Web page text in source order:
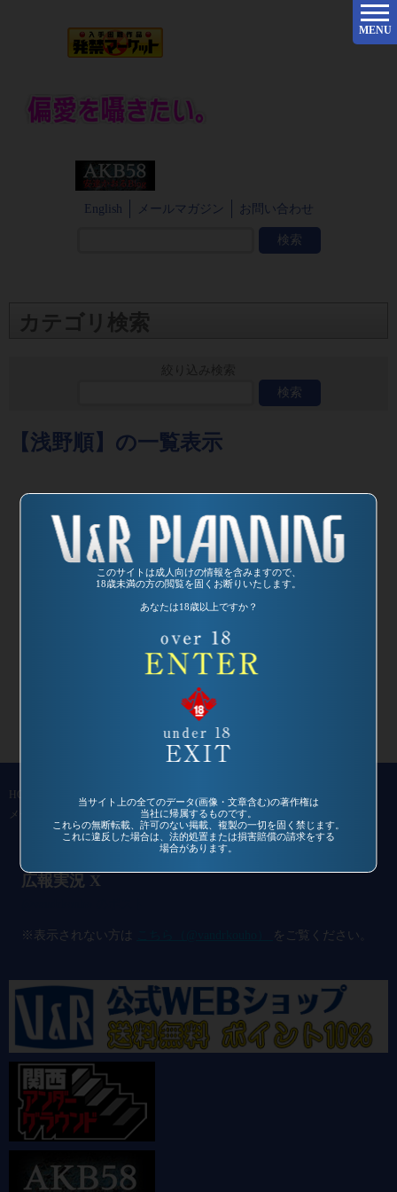
このサイトは成人向けの情報を含みますので、
18歳未満の方の閲覧を固くお断りいたします。
あなたは18歳以上ですか？
当サイト上の全てのデータ(画像・文章含む)の著作権は
当社に帰属するものです。
これらの無断転載、許可のない掲載、複製の一切を固く禁じます。
これに違反した場合は、法的処置または損害賠償の請求をする
場合があります。
English メールマガジン お問い合わせ
MENU
カテゴリ検索
【浅野順】の一覧表示
2003/11/24
監督：竹本シンゴ
HOME 作品一覧 過去作品 コミュニティ
会社概要
メールマガジン
お問い合わせ
広報実況 X
※表示されない方は をご覧ください。